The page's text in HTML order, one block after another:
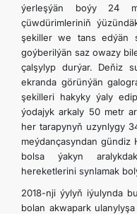
ýerleşýän boýy 24
çüwdürimleriniň
şekiller we tans edýän
goýberilýän saz owazy
çalşylyp durýar. Deňiz
ekranda görünýän
şekilleri hakyky ýaly
ýodajyk arkaly 50 metr
her tarapynyň uzynlygy
meýdançasyndan gündiz
bolsa ýakyn
hereketlerini synlamak
2018-nji ýylyň iýulynda
bolan akwapark